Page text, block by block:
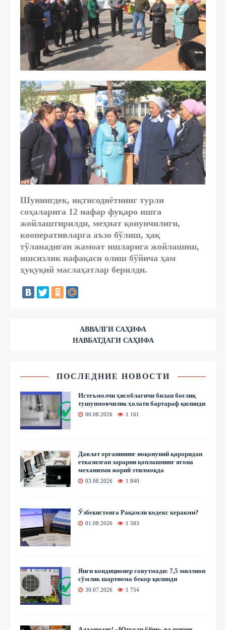
Шунингдек, иқтисодиётнинг турли
соҳаларига 12 нафар фуқаро ишга
жойлаштирилди, меҳнат қонунчилиги,
кооперативларга аъзо бўлиш, ҳақ
тўланадиган жамоат ишларига жойлашиш,
ишсизлик нафақаси олиш бўйича ҳам
ҳуқуқий маслаҳатлар берилди.
АВВАЛГИ САҲИФА
НАВБАТДАГИ САҲИФА
ПОСЛЕДНИЕ НОВОСТИ
Истеъмолчи ҳисоблагичи билан боғлиқ
тушунмовчилик ҳолати бартараф қилинди
06.08.2026 1 161
Давлат органининг ноқонуний қароридан
етказилган зарарни қоплашнинг ягона
механизми жорий этилмоқда
03.08.2026 1 840
Ўзбекистонга Рақамли кодекс керакми?
01.08.2026 1 583
Янги кондиционер совутмади: 7,5 миллион
сўмлик шартнома бекор қилинди
30.07.2026 1 754